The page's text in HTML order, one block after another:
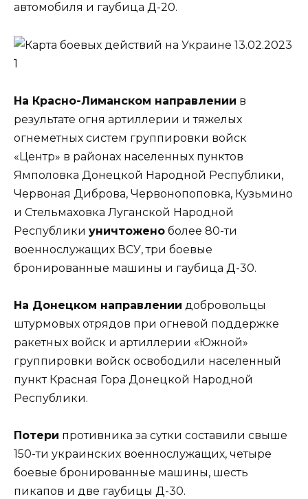
автомобиля и гаубица Д-20.
На Красно-Лиманском направлении в
результате огня артиллерии и тяжелых
огнеметных систем группировки войск
«Центр» в районах населенных пунктов
Ямполовка Донецкой Народной Республики,
Червоная Диброва, Червонопоповка, Кузьмино
и Стельмаховка Луганской Народной
Республики уничтожено более 80-ти
военнослужащих ВСУ, три боевые
бронированные машины и гаубица Д-30.
На Донецком направлении добровольцы
штурмовых отрядов при огневой поддержке
ракетных войск и артиллерии «Южной»
группировки войск освободили населенный
пункт Красная Гора Донецкой Народной
Республики.
Потери противника за сутки составили свыше
150-ти украинских военнослужащих, четыре
боевые бронированные машины, шесть
пикапов и две гаубицы Д-30.